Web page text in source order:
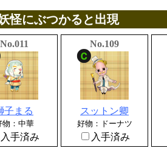
怪にぶつかると出現
No.011
子まる
物：中華
入手済み
No.109
スットン卿
好物：ドーナツ
入手済み